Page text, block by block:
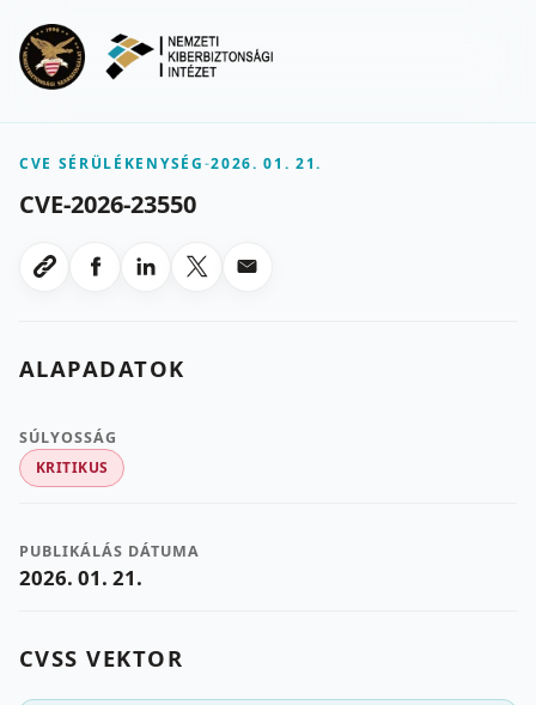
CVE SÉRÜLÉKENYSÉG-2026. 01. 21.
CVE-2026-23550
Link masolasa
Megosztas Facebookon
Megosztas LinkedInen
Megosztas X-en
Megosztas emailben
ALAPADATOK
SÚLYOSSÁG
KRITIKUS
PUBLIKÁLÁS DÁTUMA
2026. 01. 21.
CVSS VEKTOR